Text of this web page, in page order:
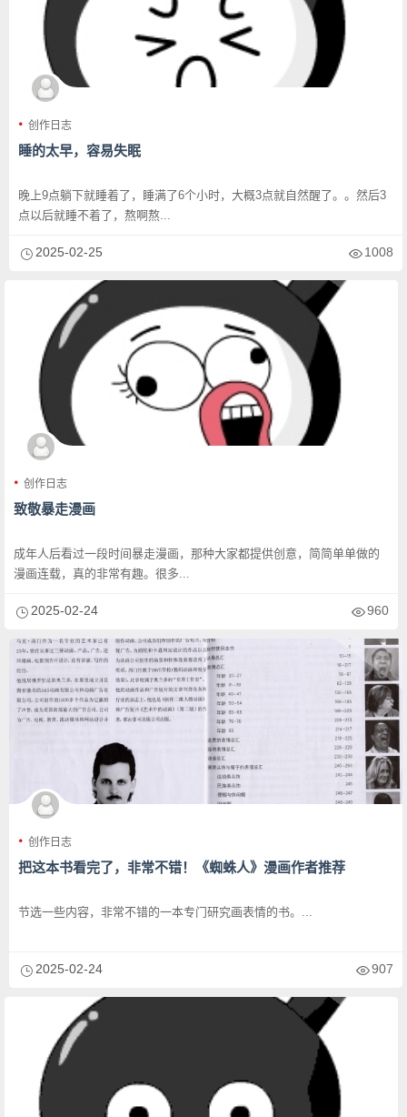
创作日志
睡的太早，容易失眠
晚上9点躺下就睡着了，睡满了6个小时，大概3点就自然醒了。。然后3
点以后就睡不着了，熬啊熬...
2025-02-25 1008
创作日志
致敬暴走漫画
成年人后看过一段时间暴走漫画，那种大家都提供创意，简简单单做的
漫画连载，真的非常有趣。很多...
2025-02-24 960
创作日志
把这本书看完了，非常不错！《蜘蛛人》漫画作者推荐
节选一些内容，非常不错的一本专门研究画表情的书。...
2025-02-24 907